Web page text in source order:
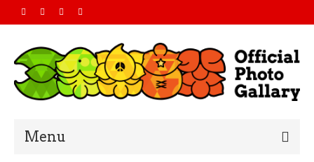
Menu